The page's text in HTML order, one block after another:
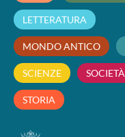
LETTERATURA
MONDO ANTICO
SCIENZE SOCIETÀ
STORIA